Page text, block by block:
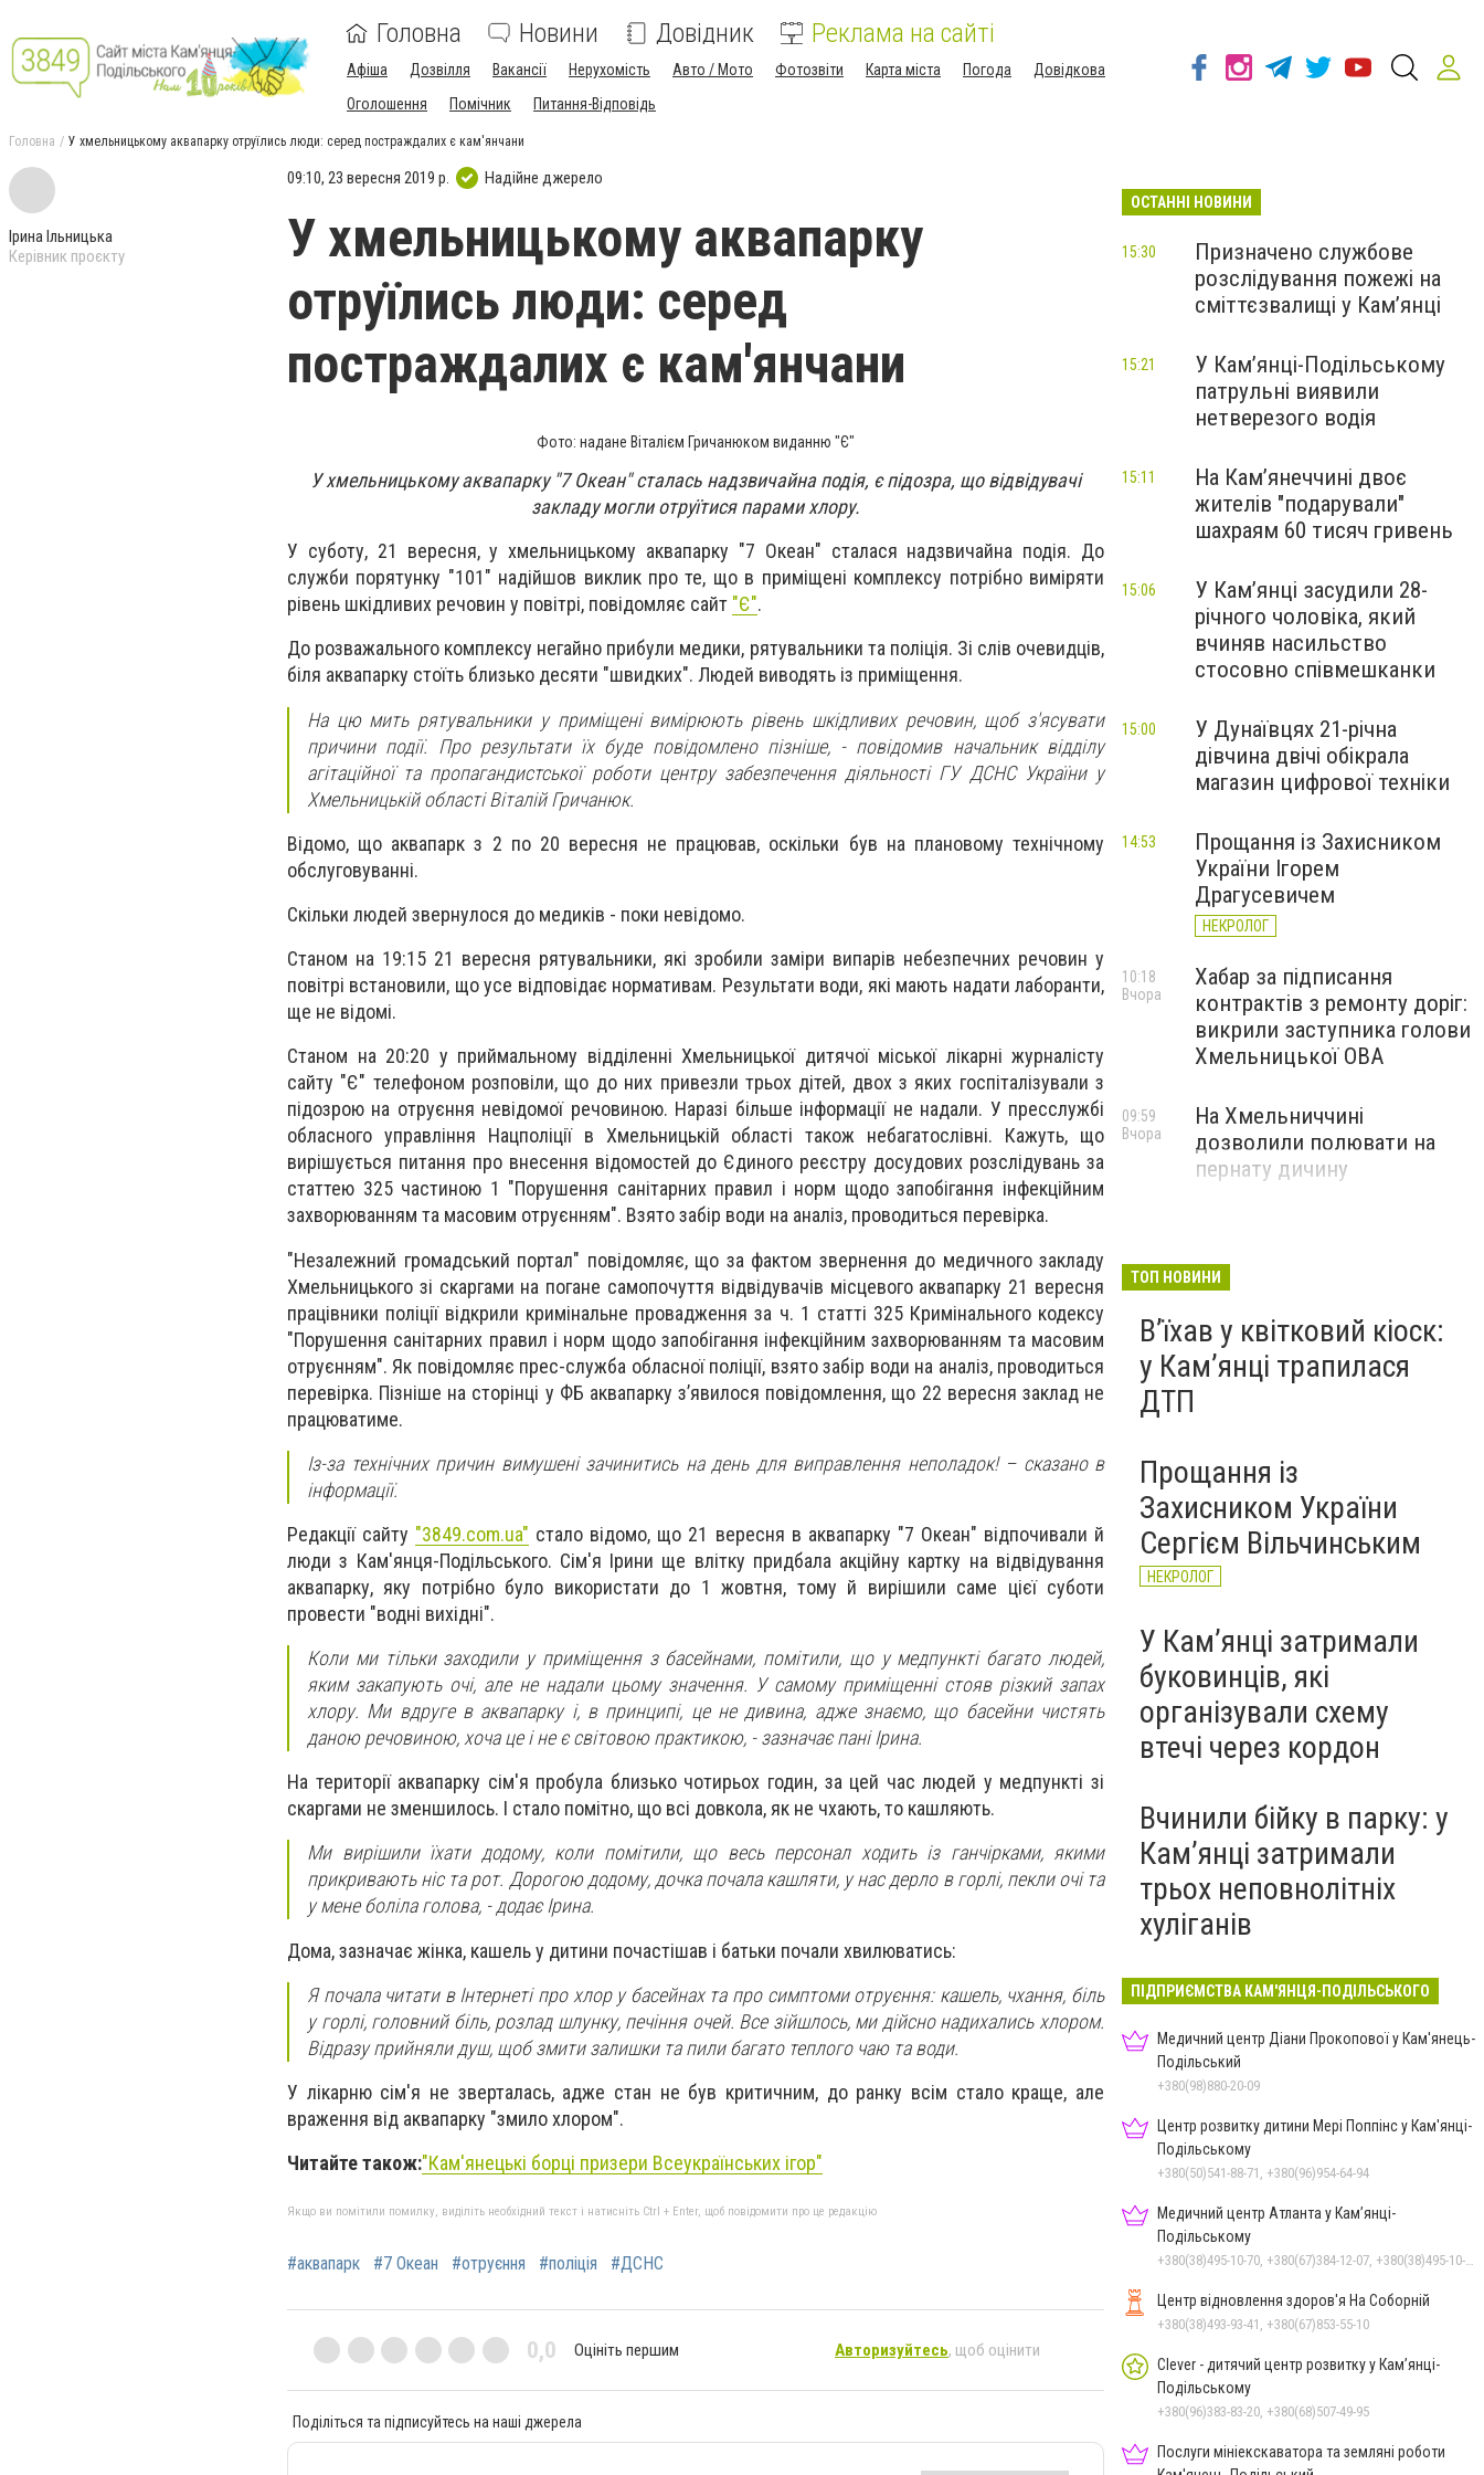
Головна Новини Довідник Реклама на сайті
Афіша Дозвілля Вакансії Нерухомість Авто / Мото Фотозвіти Карта міста Погода
Довідкова
Оголошення
Помічник Питання-Відповідь
Головна У хмельницькому аквапарку отруїлись люди: серед постраждалих є кам'янчани
Ірина Ільницька
Керівник проєкту
09:10, 23 вересня 2019 р. Надійне джерело
У хмельницькому аквапарку
отруїлись люди: серед
постраждалих є кам'янчани
Фото: надане Віталієм Гричанюком виданню "Є"
У хмельницькому аквапарку "7 Океан" сталась надзвичайна подія, є підозра, що відвідувачі
закладу могли отруїтися парами хлору.
У суботу, 21 вересня, у хмельницькому аквапарку "7 Океан" сталася надзвичайна подія. До
служби порятунку "101" надійшов виклик про те, що в приміщені комплексу потрібно виміряти
рівень шкідливих речовин у повітрі, повідомляє сайт "Є".
До розважального комплексу негайно прибули медики, рятувальники та поліція. Зі слів очевидців,
біля аквапарку стоїть близько десяти "швидких". Людей виводять із приміщення.
На цю мить рятувальники у приміщені вимірюють рівень шкідливих речовин, щоб з'ясувати
причини події. Про результати їх буде повідомлено пізніше, - повідомив начальник відділу
агітаційної та пропагандистської роботи центру забезпечення діяльності ГУ ДСНС України у
Хмельницькій області Віталій Гричанюк.
Відомо, що аквапарк з 2 по 20 вересня не працював, оскільки був на плановому технічному
обслуговуванні.
Скільки людей звернулося до медиків - поки невідомо.
Станом на 19:15 21 вересня рятувальники, які зробили заміри випарів небезпечних речовин у
повітрі встановили, що усе відповідає нормативам. Результати води, які мають надати лаборанти,
ще не відомі.
Станом на 20:20 у приймальному відділенні Хмельницької дитячої міської лікарні журналісту
сайту "Є" телефоном розповіли, що до них привезли трьох дітей, двох з яких госпіталізували з
підозрою на отруєння невідомої речовиною. Наразі більше інформації не надали. У пресслужбі
обласного управління Нацполіції в Хмельницькій області також небагатослівні. Кажуть, що
вирішується питання про внесення відомостей до Єдиного реєстру досудових розслідувань за
статтею 325 частиною 1 "Порушення санітарних правил і норм щодо запобігання інфекційним
захворюванням та масовим отруєнням". Взято забір води на аналіз, проводиться перевірка.
"Незалежний громадський портал" повідомляє, що за фактом звернення до медичного закладу
Хмельницького зі скаргами на погане самопочуття відвідувачів місцевого аквапарку 21 вересня
працівники поліції відкрили кримінальне провадження за ч. 1 статті 325 Кримінального кодексу
"Порушення санітарних правил і норм щодо запобігання інфекційним захворюванням та масовим
отруєнням". Як повідомляє прес-служба обласної поліції, взято забір води на аналіз, проводиться
перевірка. Пізніше на сторінці у ФБ аквапарку з’явилося повідомлення, що 22 вересня заклад не
працюватиме.
Із-за технічних причин вимушені зачинитись на день для виправлення неполадок! – сказано в
інформації.
Редакції сайту "3849.com.ua" стало відомо, що 21 вересня в аквапарку "7 Океан" відпочивали й
люди з Кам'янця-Подільського. Сім'я Ірини ще влітку придбала акційну картку на відвідування
аквапарку, яку потрібно було використати до 1 жовтня, тому й вирішили саме цієї суботи
провести "водні вихідні".
Коли ми тільки заходили у приміщення з басейнами, помітили, що у медпункті багато людей,
яким закапують очі, але не надали цьому значення. У самому приміщенні стояв різкий запах
хлору. Ми вдруге в аквапарку і, в принципі, це не дивина, адже знаємо, що басейни чистять
даною речовиною, хоча це і не є світовою практикою, - зазначає пані Ірина.
На території аквапарку сім'я пробула близько чотирьох годин, за цей час людей у медпункті зі
скаргами не зменшилось. І стало помітно, що всі довкола, як не чхають, то кашляють.
Ми вирішили їхати додому, коли помітили, що весь персонал ходить із ганчірками, якими
прикривають ніс та рот. Дорогою додому, дочка почала кашляти, у нас дерло в горлі, пекли очі та
у мене боліла голова, - додає Ірина.
Дома, зазначає жінка, кашель у дитини почастішав і батьки почали хвилюватись:
Я почала читати в Інтернеті про хлор у басейнах та про симптоми отруєння: кашель, чхання, біль
у горлі, головний біль, розлад шлунку, печіння очей. Все зійшлось, ми дійсно надихались хлором.
Відразу прийняли душ, щоб змити залишки та пили багато теплого чаю та води.
У лікарню сім'я не зверталась, адже стан не був критичним, до ранку всім стало краще, але
враження від аквапарку "змило хлором".
Читайте також:"Кам'янецькі борці призери Всеукраїнських ігор"
Якщо ви помітили помилку, виділіть необхідний текст і натисніть Ctrl + Enter, щоб повідомити про це редакцію
#аквапарк #7 Океан #отруєння #поліція #ДСНС
0,0 Оцініть першим Авторизуйтесь, щоб оцінити
Поділіться та підписуйтесь на наші джерела
ОСТАННІ НОВИНИ
Призначено службове
розслідування пожежі на
сміттєзвалищі у Кам’янці
15:30
У Кам’янці-Подільському
патрульні виявили
нетверезого водія
15:21
На Камʼянеччині двоє
жителів "подарували"
шахраям 60 тисяч гривень
15:11
У Камʼянці засудили 28-
річного чоловіка, який
вчиняв насильство
стосовно співмешканки
15:06
У Дунаївцях 21-річна
дівчина двічі обікрала
магазин цифрової техніки
15:00
Прощання із Захисником
України Ігорем
Драгусевичем
НЕКРОЛОГ
14:53
Хабар за підписання
контрактів з ремонту доріг:
викрили заступника голови
Хмельницької ОВА
10:18
Вчора
На Хмельниччині
дозволили полювати на
пернату дичину
09:59
Вчора
ТОП НОВИНИ
Вʼїхав у квітковий кіоск:
у Камʼянці трапилася
ДТП
Прощання із
Захисником України
Сергієм Вільчинським
НЕКРОЛОГ
У Кам’янці затримали
буковинців, які
організували схему
втечі через кордон
Вчинили бійку в парку: у
Кам’янці затримали
трьох неповнолітніх
хуліганів
ПІДПРИЄМСТВА КАМ'ЯНЦЯ-ПОДІЛЬСЬКОГО
Медичний центр Діани Прокопової у Кам'янець-
Подільський
+380(98)880-20-09
Центр розвитку дитини Мері Поппінс у Кам'янці-
Подільському
+380(50)541-88-71, +380(96)954-64-94
Медичний центр Атланта у Кам’янці-
Подільському
+380(38)495-10-70, +380(67)384-12-07, +380(38)495-10-80
Центр відновлення здоров'я На Соборній
+380(38)493-93-41, +380(67)853-55-10
Clever - дитячий центр розвитку у Кам’янці-
Подільському
+380(96)383-83-20, +380(68)507-49-95
Послуги мініекскаватора та земляні роботи